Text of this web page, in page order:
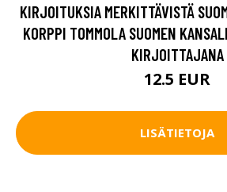
KIRJOITUKSIA MERKITTÄVISTÄ
KORPPI TOMMOLA SUOMEN
KIRJOITTAJANA
12.5 EUR
LISÄTIETOJA